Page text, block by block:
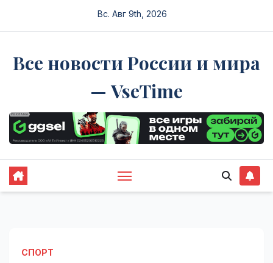
Вс. Авг 9th, 2026
Все новости России и мира
— VseTime
СПОРТ